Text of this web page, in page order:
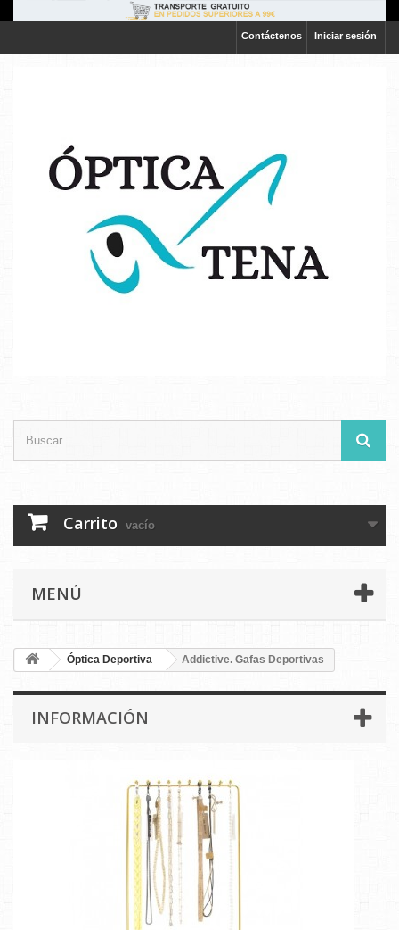
Iniciar sesión
Contáctenos
Carrito vacío
MENÚ
Óptica Deportiva Addictive. Gafas Deportivas
INFORMACIÓN